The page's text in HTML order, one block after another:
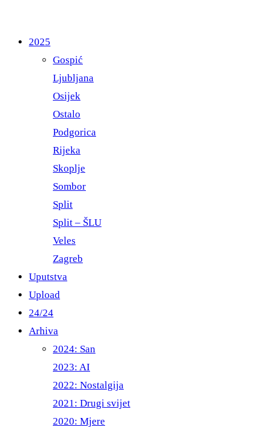
2025
Gospić
Ljubljana
Osijek
Ostalo
Podgorica
Rijeka
Skoplje
Sombor
Split
Split – ŠLU
Veles
Zagreb
Uputstva
Upload
24/24
Arhiva
2024: San
2023: AI
2022: Nostalgija
2021: Drugi svijet
2020: Mjere